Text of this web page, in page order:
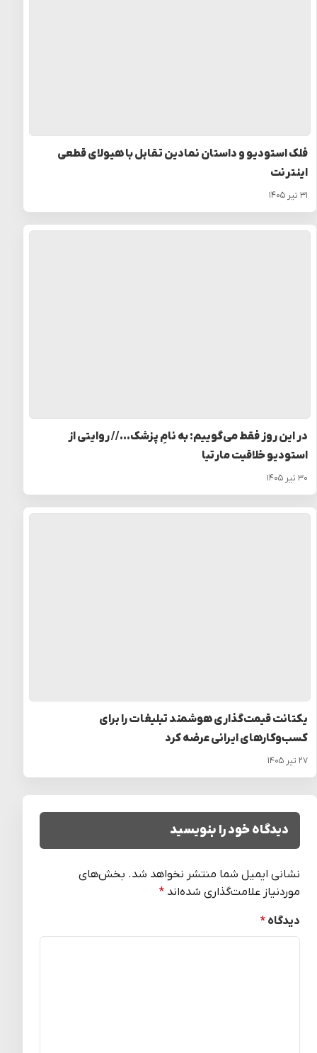
فلک استودیو و داستان نمادین تقابل با هیولای قطعی
اینترنت
۳۱ تیر ۱۴۰۵
در این روز فقط می‌گوییم: به نامِ پزشک… // روایتی از
استودیو خلاقیت مارتیا
۳۰ تیر ۱۴۰۵
یکتانت قیمت‌گذاری هوشمند تبلیغات را برای
کسب‌وکارهای ایرانی عرضه کرد
۲۷ تیر ۱۴۰۵
دیدگاه خود را بنویسید
نشانی ایمیل شما منتشر نخواهد شد. بخش‌های
موردنیاز علامت‌گذاری شده‌اند *
دیدگاه *